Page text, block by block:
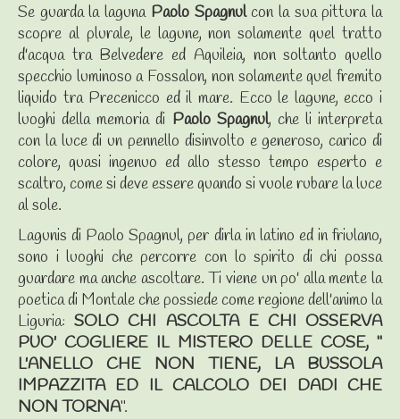
Se guarda la laguna Paolo Spagnulcon la sua pittura la
scopre al plurale, le lagune, non solamente quel tratto
d'acqua tra Belvedere ed Aquileia, non soltanto quello
specchio luminoso a Fossalon, non solamente quel fremito
liquido tra Precenicco ed il mare. Ecco le lagune, ecco i
luoghi della memoria di Paolo Spagnul, che li interpreta
con la luce di un pennello disinvolto e generoso, carico di
colore, quasi ingenuo ed allo stesso tempo esperto e
scaltro, come si deve essere quando si vuole rubare la luce
al sole.
Lagunis di Paolo Spagnul, per dirla in latino ed in friulano,
sono i luoghi che percorre con lo spirito di chi possa
guardare ma anche ascoltare. Ti viene un po' alla mente la
poetica di Montale che possiede come regione dell'animo la
Liguria:SOLO CHI ASCOLTA E CHI OSSERVA
PUO' COGLIERE IL MISTERO DELLE COSE, "
L'ANELLO CHE NON TIENE, LA BUSSOLA
IMPAZZITA ED IL CALCOLO DEI DADI CHE
NON TORNA".